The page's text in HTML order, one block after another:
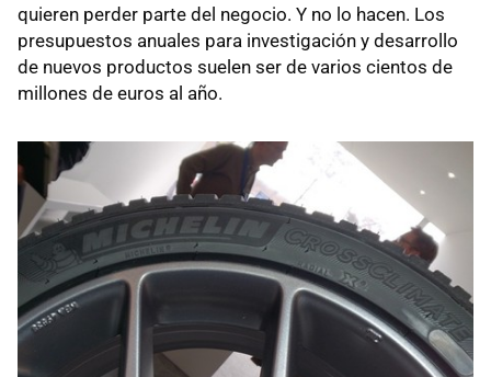
quieren perder parte del negocio. Y no lo hacen. Los
presupuestos anuales para investigación y desarrollo
de nuevos productos suelen ser de varios cientos de
millones de euros al año.